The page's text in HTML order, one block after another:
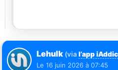
Lehulk (via l’app
Le 16 juin 2026 à 07:45